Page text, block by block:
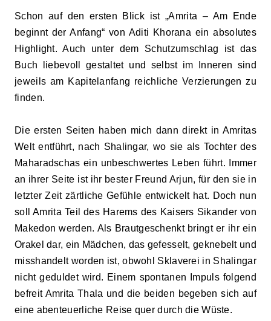
Schon auf den ersten Blick ist „Amrita – Am Ende
beginnt der Anfang“ von Aditi Khorana ein absolutes
Highlight. Auch unter dem Schutzumschlag ist das
Buch liebevoll gestaltet und sel bstim Inneren sind
jeweils am Kapitelanfang reichliche Verzierungen zu
finden.
Die ersten Seiten haben mich dann direkt in Amritas
Welt entführt, nach Shalingar, wo sie als Tochter des
Maharadschas ein unbeschwertes Leben führt. Immer
an ihrer Seite ist ihr bester Freund Arjun, für den sie in
letzter Zeit zärtliche Gefühle entwickelt hat. Doch nun
soll Amrita Teil des Harems des Kaisers Sikander von
Makedon werden. Als Brautgeschenkt bringt er ihr ein
Orakel dar, ein Mädchen, das gefesselt, geknebelt und
misshandelt worden ist, obwohl Sklaverei in Shalingar
nicht geduldet wird. Einem spontanen Impuls folgend
befreit Amrita Thala und die beiden begeben sich auf
eine abenteuerliche Reise quer durch die Wüste.